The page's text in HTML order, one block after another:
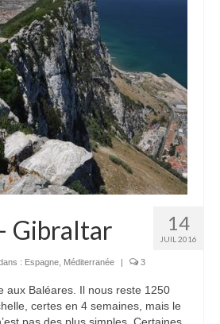
14
JUIL 2016
Gibraltar
: Espagne Méditerranée | 3
aux Baléares. Il nous reste 1250
certes en 4 semaines, mais le